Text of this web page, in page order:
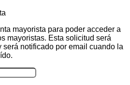
mayorista para poder acceder a
mayoristas. Esta solicitud será
será notificado por email cuando la